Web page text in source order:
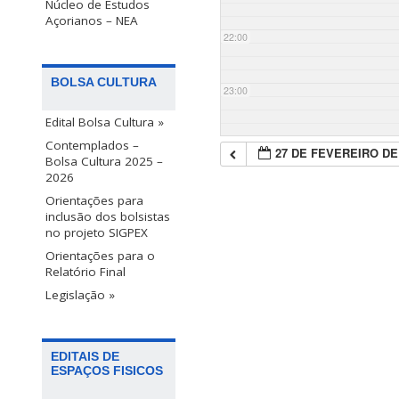
Núcleo de Estudos
Açorianos – NEA
BOLSA CULTURA
Edital Bolsa Cultura »
Contemplados –
Bolsa Cultura 2025 –
2026
Orientações para
inclusão dos bolsistas
no projeto SIGPEX
Orientações para o
Relatório Final
Legislação »
EDITAIS DE
ESPAÇOS FISICOS
22:00
23:00
27 DE FEVEREIRO